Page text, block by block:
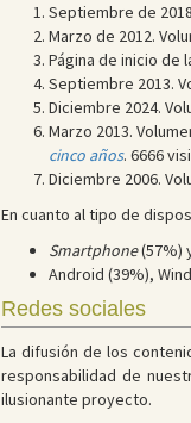
Septiembre de
Marzo de 2012.
Página de inicio de
Septiembre 2013.
Diciembre 2024.
Marzo 2013.
cinco años. 6666
Diciembre 2006.
En cuanto al tipo de
Smartphone(57%)
Android (39%),
Redes sociales
La difusión de los
responsabilidad de
ilusionante proyecto.